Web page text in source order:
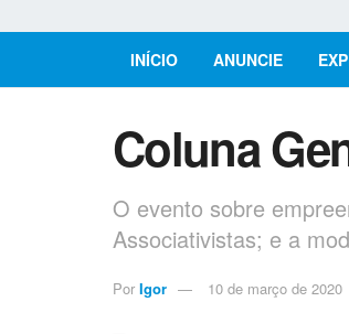
INÍCIO ANUNCIE
Coluna
O evento sobre
Associativistas; e a
Por Igor 10 de março de 2020